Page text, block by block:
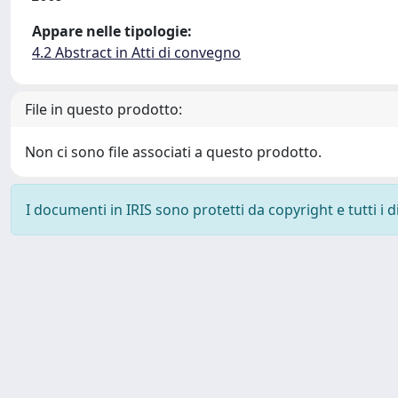
Appare nelle tipologie:
4.2 Abstract in Atti di convegno
File in questo prodotto:
Non ci sono file associati a questo prodotto.
I documenti in IRIS sono protetti da copyright e tutti i